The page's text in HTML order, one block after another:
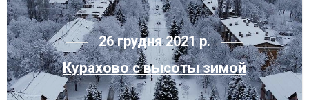
26 грудня 2021 р.
Курахово с высоты зимой